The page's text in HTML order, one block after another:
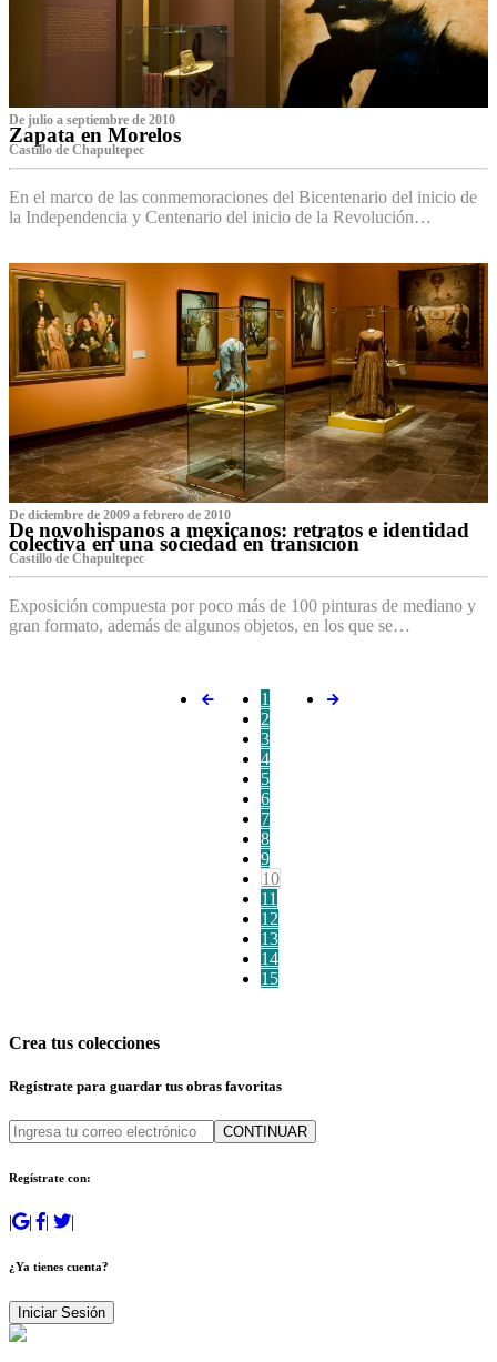
De julio a septiembre de 2010
Zapata en Morelos
Castillo de Chapultepec
En el marco de las conmemoraciones del Bicentenario del inicio de
la Independencia y Centenario del inicio de la Revolución…
De diciembre de 2009 a febrero de 2010
De novohispanos a mexicanos: retratos e identidad
colectiva en una sociedad en transición
Castillo de Chapultepec
Exposición compuesta por poco más de 100 pinturas de mediano y
gran formato, además de algunos objetos, en los que se…
1
2
3
4
5
6
7
8
9
10
11
12
13
14
15
Crea tus colecciones
Regístrate para guardar tus obras favoritas
CONTINUAR
Regístrate con:
| | | |
¿Ya tienes cuenta?
Iniciar Sesión